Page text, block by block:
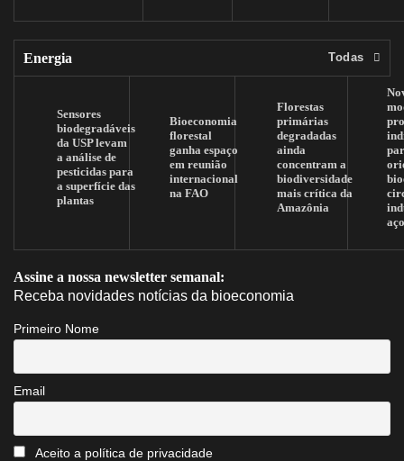
Energia Todas
Sensores
biodegradáveis
da USP levam
a análise de
pesticidas para
a superfície das
plantas
Bioeconomia
florestal
ganha espaço
em reunião
internacional
na FAO
Florestas
primárias
degradadas
ainda
concentram a
biodiversidade
mais crítica da
Amazônia
Assine a nossa newsletter semanal:
Receba novidades notícias da bioeconomia
Primeiro Nome
Email
Aceito a política de privacidade